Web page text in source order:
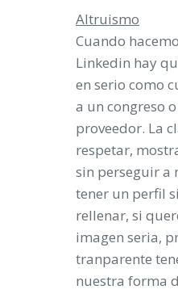
Altruismo
Cuando
Linkedin hay
en serio como
a un congreso
proveedor. La
respetar,
sin perseguir a
tener un perfil
rellenar, si
imagen seria,
tranparente
nuestra forma